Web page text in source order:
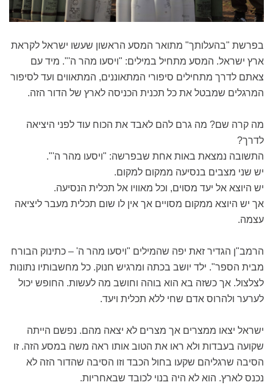
בפרשת "בהעלותך" מתואר המסע הראשון שעשו ישראל לקראת
ארץ ישראל. המסע מתחיל במילים: "ויסעו מהר ה'". מיד עם
צאתם לדרך מתחילים סיפורי המתאוננים, המתאווים ועד לסיפור
המרגלים שמבטל את כל תכנית הכניסה לארץ של הדור הזה.
מה קרה שם? מה גרם להם לאבד את הכוח עוד לפני היציאה
לדרך?
התשובה נמצאת באות אחת שבפרשה: "ויסעו מהר ה'".
יש שני מצבים בנסיעה ממקום למקום.
יש היוצא אל יעד מסוים, וכל מאוויו אל תכלית הנסיעה.
אך יש היוצא ממקום מסויים אך אין לו שום תכלית מעבר ליציאה
עצמה.
הרמב"ן הגדיר זאת יפה שהמילים "ויסעו מהר ה' – כתינוק הבורח
מבית הספר". ילד יושב בכתה ומרגיש חנוק. כל מחשבותיו נתונות
לצלצול. אך כשזה בא הוא בוהה וחושב מה לעשות. החופש יכול
לערער ולהרוס אדם שחי ללא תכלית ויעד.
ישראל יצאו ממצרים אך מצרים לא יצאה מהם. נפשם הייתה
שקועה בעבדות ולא ראו את הטוב אותו ראה משה במסע הזה. זו
הסיבה שרגליהם שקעו בחול הכבד וזו הסיבה שהדור הזה לא
נכנס לארץ. הוא לא היה בנוי לכובד שבאחריות.